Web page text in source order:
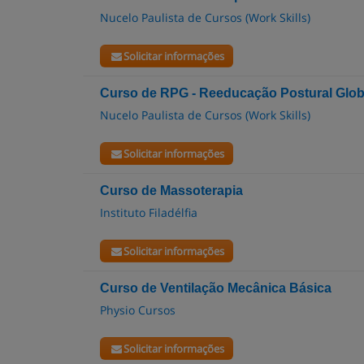
Nucelo Paulista de Cursos (Work Skills)
Solicitar informações
Curso de RPG - Reeducação Postural
Nucelo Paulista de Cursos (Work Skills)
Solicitar informações
Curso de Massoterapia
Instituto Filadélfia
Solicitar informações
Curso de Ventilação Mecânica Básica
Physio Cursos
Solicitar informações